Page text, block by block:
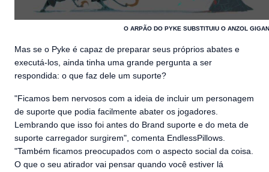
O ARPÃO DO PYKE SUBSTITUIU O ANZOL
Mas se o Pyke é capaz de preparar seus próprios abates e
executá-los, ainda tinha uma grande pergunta a ser
respondida: o que faz dele um suporte?
"Ficamos bem nervosos com a ideia de incluir um personagem
de suporte que podia facilmente abater os jogadores.
Lembrando que isso foi antes do Brand suporte e do meta de
suporte carregador surgirem", comenta EndlessPillows.
"Também ficamos preocupados com o aspecto social da coisa.
O que o seu atirador vai pensar quando você estiver lá